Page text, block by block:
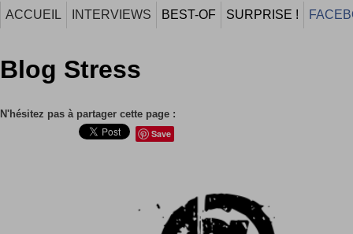
ACCUEIL INTERVIEWS BEST-OF SURPRISE !
Blog Stress
N'hésitez pas à partager cette page :
Save